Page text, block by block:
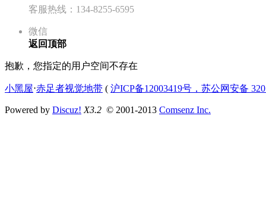
客服热线：134-8255-6595
微信
返回顶部
抱歉，您指定的用户空间不存在
小黑屋⋅赤足者视觉地带 ( 沪ICP备12003419号，苏公网安备
Powered by Discuz! X3.2 © 2001-2013 Comsenz Inc.